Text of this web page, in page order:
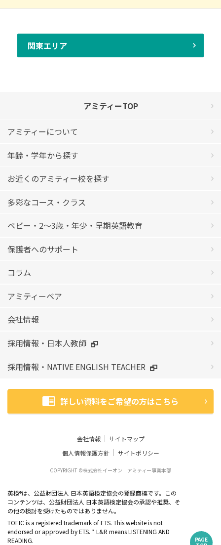
関東エリア
PAGE
アミティーTOP
アミティーについて
年齢・学年から探す
お近くのアミティー校を探す
多彩なコース・クラス
ベビー・2〜3歳・年少・早期英語教育
保護者へのサポート
コラム
アミティーベア
会社情報
採用情報・日本人教師
採用情報・NATIVE ENGLISH TEACHER
詳しい資料をご希望の方はこちら
会社情報
サイトマップ
個人情報保護方針
サイトポリシー
COPYRIGHT ©株式会社イーオン アミティー事業本部
英検®は、公益財団法人 日本英語検定協会の登録商標です。この
コンテンツは、公益財団法人 日本英語検定協会の承認や推奨、そ
の他の検討を受けたものではありません。
TOEIC is a registered trademark of ETS. This website is not
endorsed or approved by ETS. * L&R means LISTENING AND
READING.